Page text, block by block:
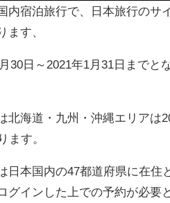
内宿泊旅行で、日本旅行のサ
ます、
30日～2021年1月31日までと
北海道・九州・沖縄エリアは
ます。
日本国内の47都道府県に在住
グインした上での予約が必要